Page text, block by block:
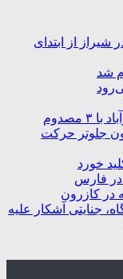
در شیراز از ابتدای
شد
جلوتر حرکت
خورد
در فارس
جنایتی آشکار علیه